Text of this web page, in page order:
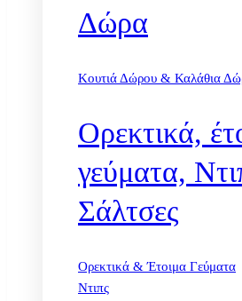
Δώρα
Κουτιά Δώρου & Καλάθια
Ορεκτικά,
γεύματα,
Σάλτσες
Ορεκτικά & Έτοιμα Γεύματα
Ντιπς